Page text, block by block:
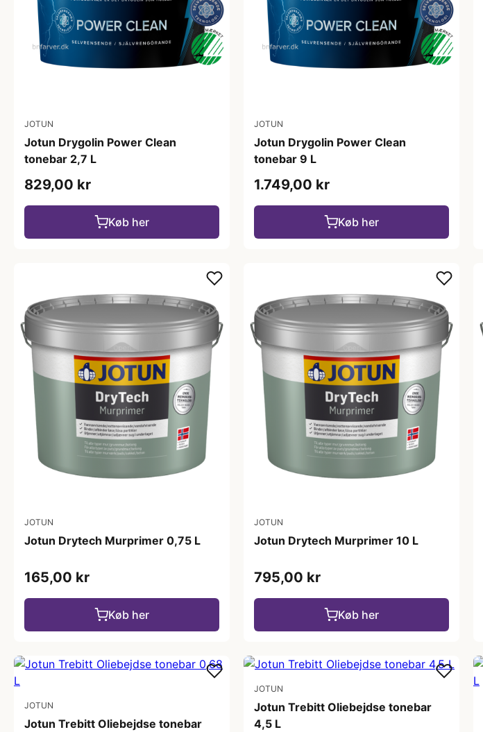
JOTUN
Jotun Drygolin Power Clean
tonebar 2,7 L
829,00 kr
Køb her
JOTUN
Jotun Drygolin Power Clean
tonebar 9 L
1.749,00 kr
Køb her
JOTUN
Jotun Drytech Murprimer 0,75 L
165,00 kr
Køb her
JOTUN
Jotun Drytech Murprimer 10 L
795,00 kr
Køb her
JOTUN
Jotun Trebitt Oliebejdse tonebar
JOTUN
Jotun Trebitt Oliebejdse tonebar
4,5 L